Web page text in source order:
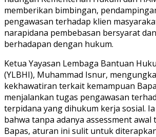
memberikan bimbingan,
pengawasan terhadap klien
narapidana pembebasan bersyarat
berhadapan dengan hukum.
Ketua Yayasan Lembaga Bantuan
(YLBHI), Muhammad Isnur,
kekhawatiran terkait kemampuan
menjalankan tugas pengawasan
terpidana yang dihukum kerja sosial.
bahwa tanpa adanya assessment
Bapas, aturan ini sulit untuk